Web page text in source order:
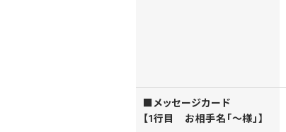
■メッセージカード
【1行目 お相手名「～様」】